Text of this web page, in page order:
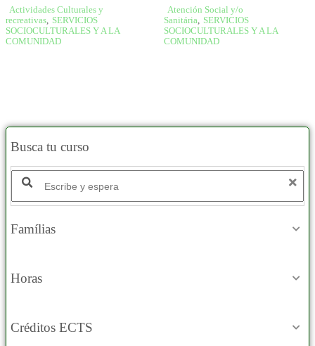
Actividades Culturales y
recreativas, SERVICIOS
SOCIOCULTURALES Y A LA
COMUNIDAD
Atención Social y/o
Sanitária, SERVICIOS
SOCIOCULTURALES Y A LA
COMUNIDAD
Busca tu curso
Famílias
Horas
Créditos ECTS